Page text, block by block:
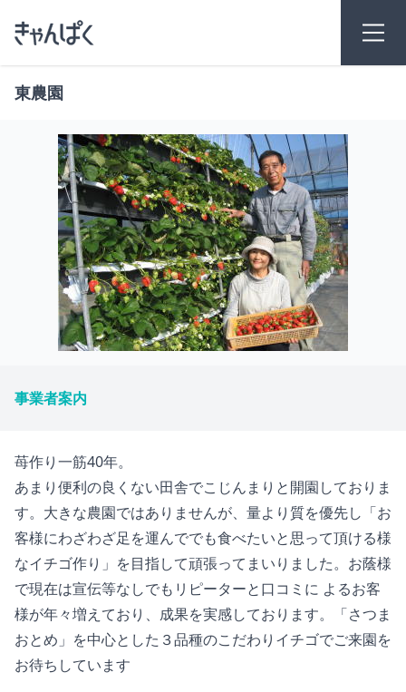
東農園
事業者案内
苺作り一筋40年。
あまり便利の良くない田舎でこじんまりと開園しておりま
す。大きな農園ではありませんが、量より質を優先し「お
客様にわざわざ足を運んででも食べたいと思って頂ける様
なイチゴ作り」を目指して頑張ってまいりました。お蔭様
で現在は宣伝等なしでもリピーターと口コミに よるお客
様が年々増えており、成果を実感しております。「さつま
おとめ」を中心とした３品種のこだわりイチゴでご来園を
お待ちしています